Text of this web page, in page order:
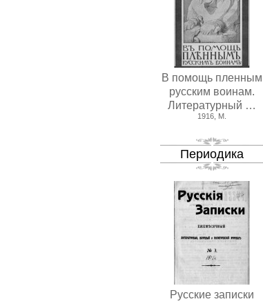
В помощь пленным
русским воинам.
Литературный …
1916, М.
Периодика
Русские записки